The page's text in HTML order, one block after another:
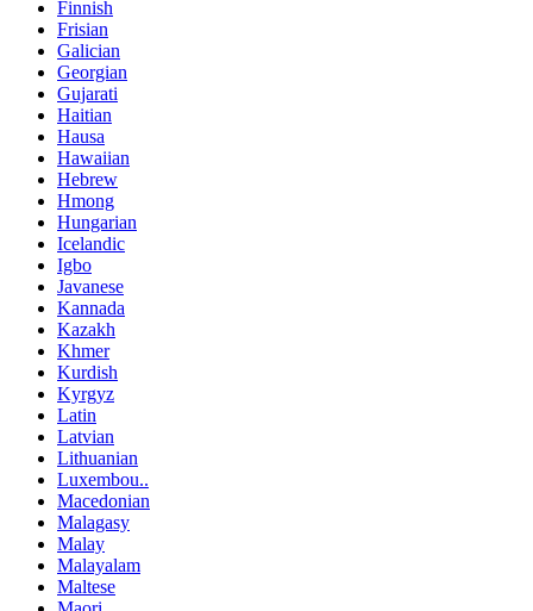
Finnish
Frisian
Galician
Georgian
Gujarati
Haitian
Hausa
Hawaiian
Hebrew
Hmong
Hungarian
Icelandic
Igbo
Javanese
Kannada
Kazakh
Khmer
Kurdish
Kyrgyz
Latin
Latvian
Lithuanian
Luxembou..
Macedonian
Malagasy
Malay
Malayalam
Maltese